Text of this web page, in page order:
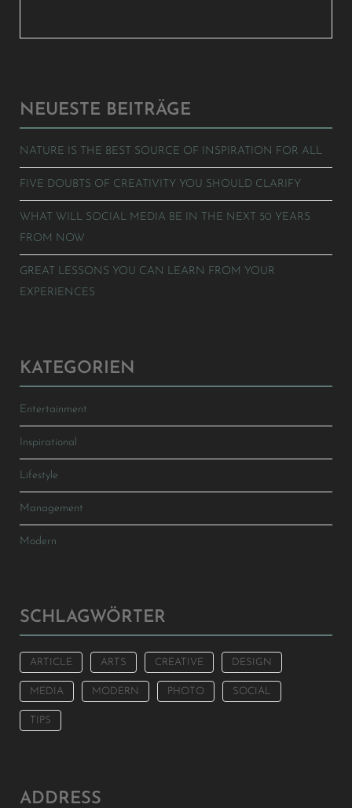
NEUESTE BEITRÄGE
NATURE IS THE BEST SOURCE OF INSPIRATION FOR ALL
FIVE DOUBTS OF CREATIVITY YOU SHOULD CLARIFY
WHAT WILL SOCIAL MEDIA BE IN THE NEXT 50 YEARS
FROM NOW
GREAT LESSONS YOU CAN LEARN FROM YOUR
EXPERIENCES
KATEGORIEN
Entertainment
Inspirational
Lifestyle
Management
Modern
SCHLAGWÖRTER
ARTICLE ARTS CREATIVE DESIGN
MEDIA MODERN PHOTO SOCIAL
TIPS
ADDRESS